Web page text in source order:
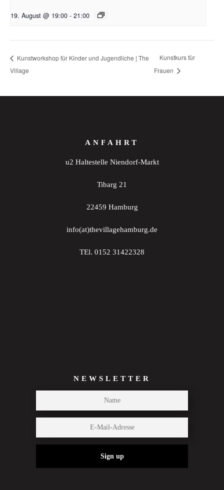
19. August @ 19:00 - 21:00
Kunstworkshop für Kinder und Jugendliche | The
Village
Kunstkurs für
Frauen
ANFAHRT
u2 Haltestelle Niendorf-Markt
Tibarg 21
22459 Hamburg
info(at)thevillagehamburg.de
TEl. 0152 31422328
NEWSLETTER
Sign up